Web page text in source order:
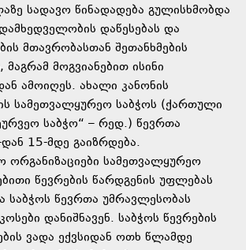
სადავო წინადადება გულისხმობდა
დაწესებას და
მთავრობასთან შეთანხმების
მოგვიანებით ისინი
ამოიღეს. ახალი კანონის
სამეთვალყურეო საბჭოს (ქართული
საბჭო“ – რედ.) წევრთა
15-მდე გაიზრდება.
ორგანიზაციები სამეთვალყურეო
წევრების წარდგენის უფლებას
საბჭოს წევრთა უმრავლესობას
დანიშნავენ. საბჭოს წევრების
ვადა ექვსიდან ოთხ წლამდე